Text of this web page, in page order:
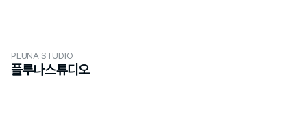
PLUNA STUDIO
플루나스튜디오